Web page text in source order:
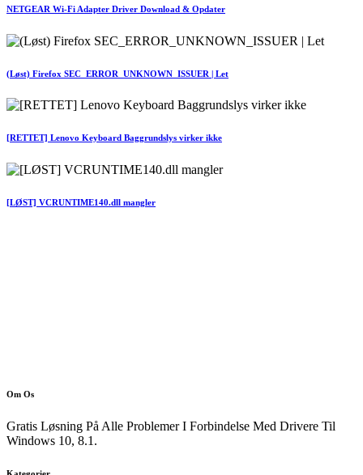
NETGEAR Wi-Fi Adapter Driver Download & Opdater
(Løst) Firefox SEC_ERROR_UNKNOWN_ISSUER | Let
[RETTET] Lenovo Keyboard Baggrundslys virker ikke
[LØST] VCRUNTIME140.dll mangler
Om Os
Gratis Løsning På Alle Problemer I Forbindelse Med Drivere Til
Windows 10, 8.1.